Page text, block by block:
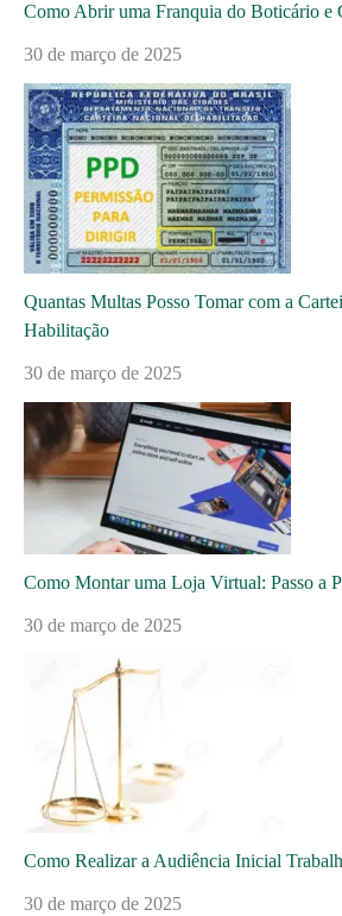
Como Abrir uma Franquia do Boticário e
30 de março de 2025
Quantas Multas Posso Tomar com a
Habilitação
30 de março de 2025
Como Montar uma Loja Virtual: Passo a
30 de março de 2025
Como Realizar a Audiência Inicial
30 de março de 2025